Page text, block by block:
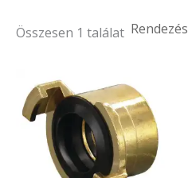
Összesen 1 találat